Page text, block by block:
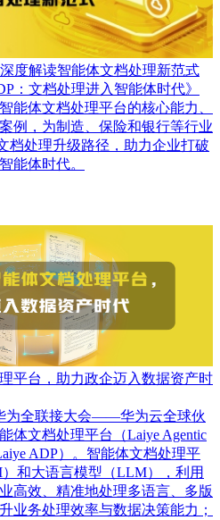
度解读智能体文档处理新范式
：文档处理进入智能体时代》
能体文档处理平台的核心能力、
例，为制造、保险和银行等行业
档处理升级路径，助力企业打破
能体时代。
平台，助力政企迈入数据资产时
为全联接大会——华为云全球伙
体文档处理平台（Laiye Agentic
ADP）。智能体文档处理平
和大语言模型（LLM），利用
高效、精准地处理多语言、多版
业务处理效率与数据决策能力；